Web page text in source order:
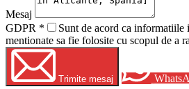
Mesaj
GDPR *
Sunt de acord ca informatiile
mentionate sa fie folosite cu scopul de a
Trimite mesaj